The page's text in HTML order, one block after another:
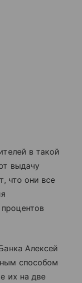
в такой
выдачу
что они все
Алексей
способом
их на две